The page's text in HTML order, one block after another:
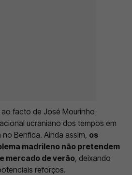
facto de José Mourinho
ucraniano dos tempos em
Benfica. Ainda assim, os
madrileno não pretendem
mercado de verão , deixando
reforços.